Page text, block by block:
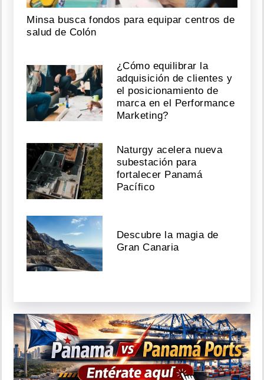
Minsa busca fondos para equipar centros de
salud de Colón
¿Cómo equilibrar la
adquisición de clientes y
el posicionamiento de
marca en el Performance
Marketing?
Naturgy acelera nueva
subestación para
fortalecer Panamá
Pacífico
Descubre la magia de
Gran Canaria